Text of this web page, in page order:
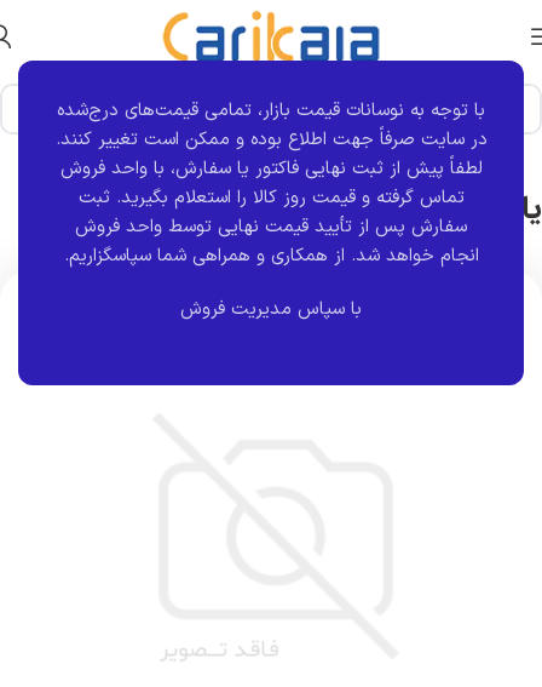
با توجه به نوسانات قیمت بازار، تمامی قیمت‌های درج‌شده
در سایت صرفاً جهت اطلاع بوده و ممکن است تغییر کنند.
لطفاً پیش از ثبت نهایی فاکتور یا سفارش، با واحد فروش
تماس گرفته و قیمت روز کالا را استعلام بگیرید. ثبت
سفارش پس از تأیید قیمت نهایی توسط واحد فروش
انجام خواهد شد. از همکاری و همراهی شما سپاسگزاریم.
با سپاس مدیریت فروش
خانه برند قطعه گلدن
یاتاقان ثابت استاندارد نیسان | گلدن